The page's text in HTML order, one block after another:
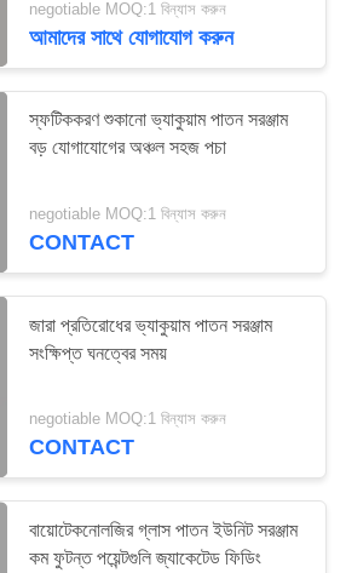
negotiable MOQ:1 বিন্যাস করুন
আমাদের সাথে যোগাযোগ করুন
স্ফটিককরণ শুকানো ভ্যাকুয়াম পাতন সরঞ্জাম
বড় যোগাযোগের অঞ্চল সহজ পচা
negotiable MOQ:1 বিন্যাস করুন
CONTACT
জারা প্রতিরোধের ভ্যাকুয়াম পাতন সরঞ্জাম
সংক্ষিপ্ত ঘনত্বের সময়
negotiable MOQ:1 বিন্যাস করুন
CONTACT
বায়োটেকনোলজির গ্লাস পাতন ইউনিট সরঞ্জাম
কম ফুটন্ত পয়েন্টগুলি জ্যাকেটেড ফিডিং